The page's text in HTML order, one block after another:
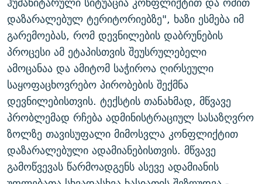
დაზარალებულ ტერიტორიებზე", ხაზი ესმება იმ
გარემოებას, რომ დევნილების დაბრუნების
პროცესი ამ ეტაპისთვის შეუსრულებელი
ამოცანაა და ამიტომ საჭიროა ღირსეული
საყოფაცხოვრებო პირობების შექმნა
დევნილებისთვის. ტექსტის თანახმად, მწვავე
პრობლემად რჩება ადმინისტრაციულ სასაზღვრო
ზოლზე თავისუფალი მიმოსვლა კონფლიქტით
დაზარალებული ადამიანებისთვის. მწვავე
გამოწვევას წარმოადგენს ასევე ადამიანის